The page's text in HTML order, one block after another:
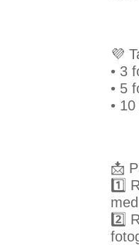
💜
• 3
• 5
•
📩
1️⃣
2️⃣